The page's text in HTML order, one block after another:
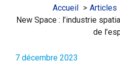
Accueil Articles
New Space : l’industrie
de
7 décembre 2023